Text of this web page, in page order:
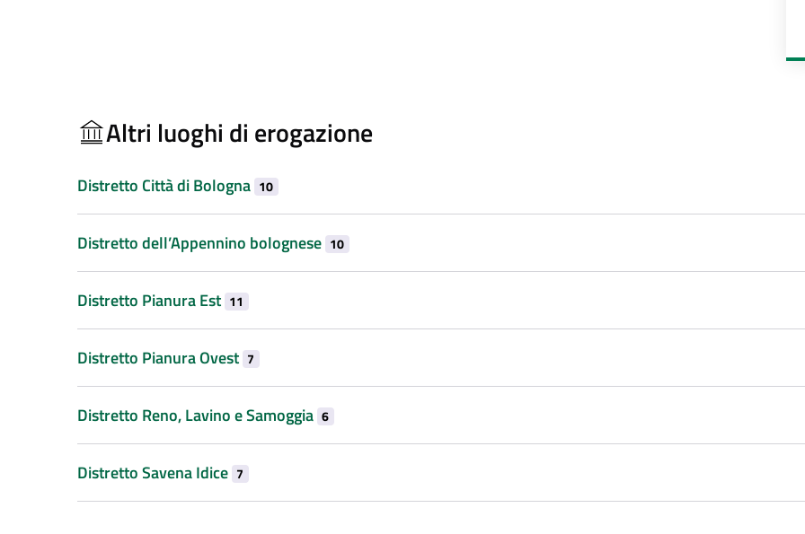
Altri luoghi di erogazione
Distretto Città di Bologna 10
Distretto dell’Appennino bolognese 10
Distretto Pianura Est 11
Distretto Pianura Ovest 7
Distretto Reno, Lavino e Samoggia 6
Distretto Savena Idice 7